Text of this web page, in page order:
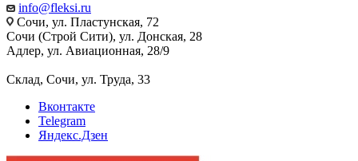
info@fleksi.ru
Сочи, ул. Пластунская, 72
Сочи (Строй Сити), ул. Донская, 28
Адлер, ул. Авиационная, 28/9
Склад, Сочи, ул. Труда, 33
Вконтакте
Telegram
Яндекс.Дзен